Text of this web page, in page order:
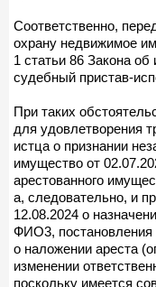
Соответственно,
охрану недвижимое
1 статьи 86 Закона
судебный пристав-
При таких
для удовлетворения
истца о признании
имущество от
арестованного
а, следовательно, и
12.08.2024 о
ФИО3, постановления
о наложении ареста
изменении
поскольку имеется